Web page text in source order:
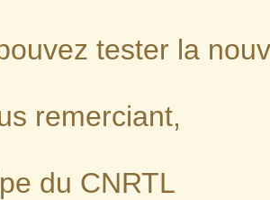
tester la
remerciant,
du CNRTL